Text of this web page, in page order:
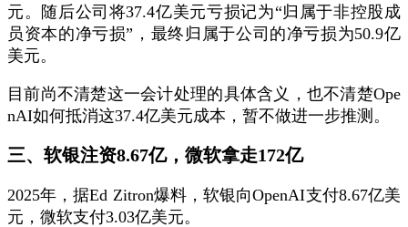
元。随后公司将37.4亿美元亏损记为“归属于非控股成
员资本的净亏损”，最终归属于公司的净亏损为50.9亿
美元。
目前尚不清楚这一会计处理的具体含义，也不清楚Ope
nAI如何抵消这37.4亿美元成本，暂不做进一步推测。
三、软银注资8.67亿，微软拿走172亿
2025年，据Ed Zitron爆料，软银向OpenAI支付8.67亿美
元，微软支付3.03亿美元。